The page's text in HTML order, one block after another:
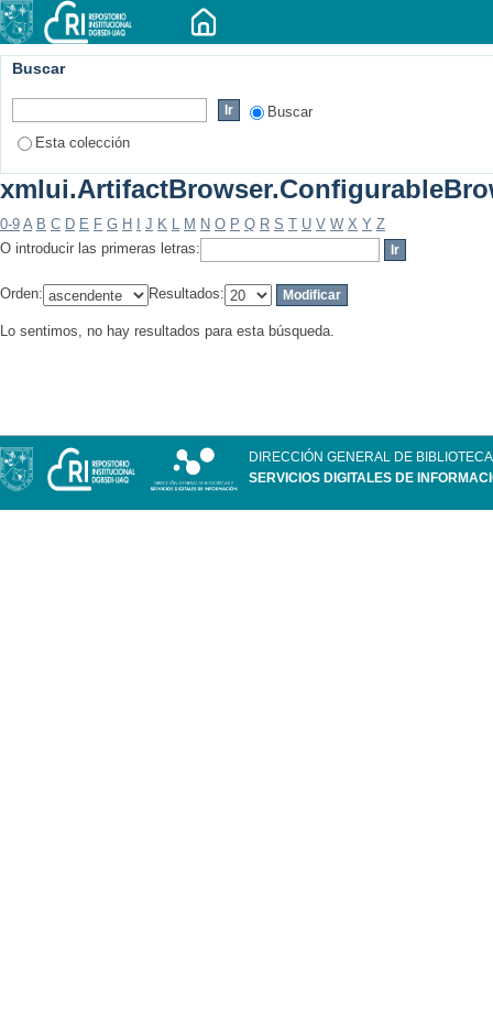
Buscar
Buscar
Esta colección
0-9 A B C D E F G H J K L M N O P Q R S T U V W X Y Z
O introducir las primeras letras:
Orden: Resultados:
Lo sentimos, no hay resultados para esta búsqueda.
DIRECCIÓN GENERAL DE
SERVICIOS DIGITALES DE